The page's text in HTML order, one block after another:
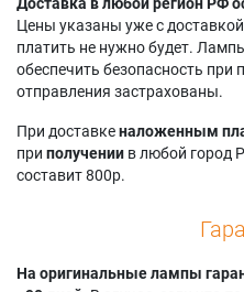
S5087W
Samsung HL-
S5088W
Samsung HL-
S5666W
S5686W
Samsung HL-
S5687W
S6165W
Samsung
Samsung
Samsung
Цены указаны уже с
платить не нужно будет.
обеспечить безопасность при
отправления застрахованы.
При доставкеналоженным
при получении в любой город
составит 800р.
На оригинальные лампы